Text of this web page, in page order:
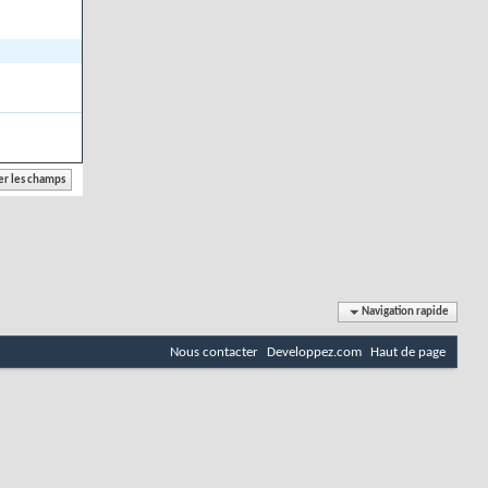
Navigation rapide
Nous contacter Developpez.com Haut de page